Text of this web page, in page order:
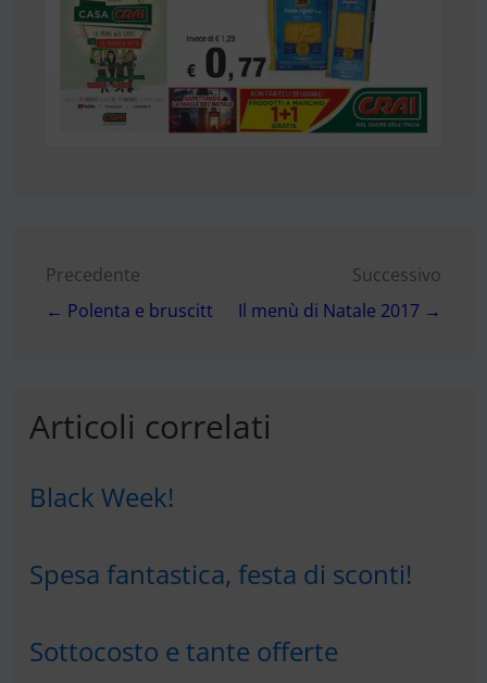
Navigazione
articoli
Precedente
← Polenta e bruscitt
Successivo
Il menù di Natale 2017 →
Articoli correlati
Black Week!
Spesa fantastica, festa di sconti!
Sottocosto e tante offerte